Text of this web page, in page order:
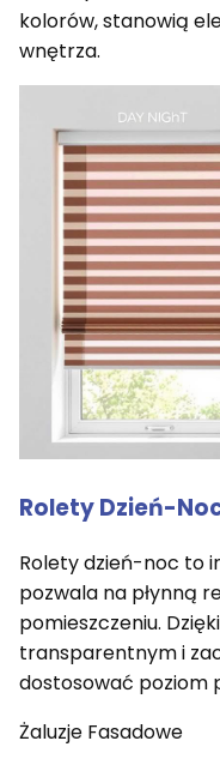
kolorów, stanowią
wnętrza.
Rolety Dzień-
Rolety dzień-noc to
pozwala na płynną
pomieszczeniu.
transparentnym i
dostosować poziom
Żaluzje Fasadowe